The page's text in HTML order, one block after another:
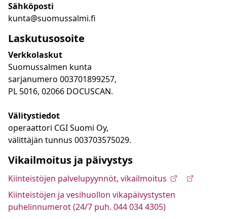
Sähköposti
kunta@suomussalmi.fi
Laskutusosoite
Verkkolaskut
Suomussalmen kunta
sarjanumero 003701899257,
PL 5016, 02066 DOCUSCAN.
Välitystiedot
operaattori CGI Suomi Oy,
välittäjän tunnus 003703575029.
Vikailmoitus ja päivystys
Kiinteistöjen palvelupyynnöt, vikailmoitus
Kiinteistöjen ja vesihuollon vikapäivystysten
puhelinnumerot (24/7 puh. 044 034 4305)